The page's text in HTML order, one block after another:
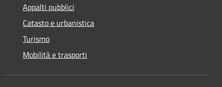
Appalti pubblici
Catasto e urbanistica
Turismo
Mobilità e trasporti